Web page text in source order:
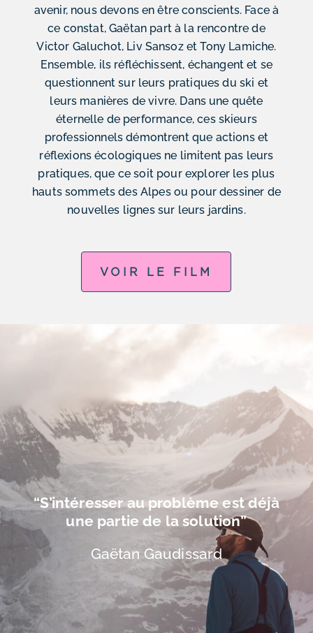
avenir, nous devons en être conscients. Face à
ce constat, Gaëtan part à la rencontre de
Victor Galuchot, Liv Sansoz et Tony Lamiche.
Ensemble, ils réfléchissent, échangent et se
questionnent sur leurs pratiques du ski et
leurs manières de vivre. Dans une quête
éternelle de performance, ces skieurs
professionnels démontrent que actions et
réflexions écologiques ne limitent pas leurs
pratiques, que ce soit pour explorer les plus
hauts sommets des Alpes ou pour dessiner de
nouvelles lignes sur leurs jardins.
VOIR LE FILM
“S’intéresser au problème est déjà
une partie de la solution”
Gaëtan Gaudissard